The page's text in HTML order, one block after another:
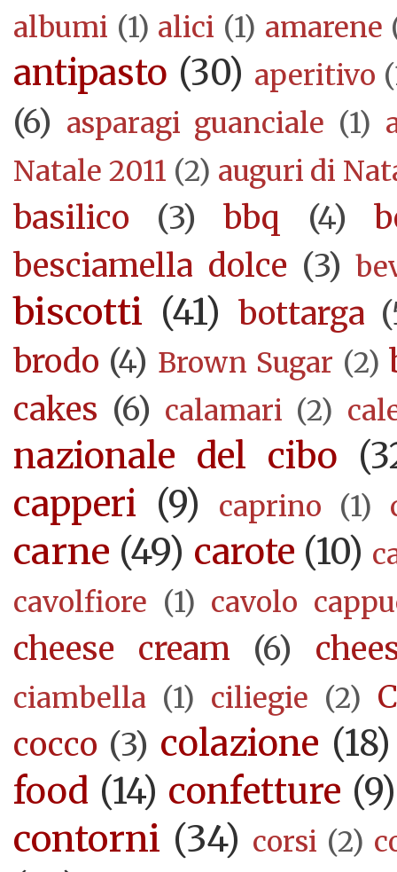
albumi (1) alici (1) amarene
antipasto (30) aperitivo
(6) asparagi guanciale (1)
Natale 2011 (2) auguri di
basilico (3) bbq (4)
besciamella dolce (3)
biscotti (41) bottarga
brodo (4) Brown Sugar (2)
cakes (6) calamari (2)
nazionale del cibo
capperi (9) caprino (1)
carne (49) carote (10)
cavolfiore (1) cavolo
cheese cream (6)
ciambella (1) ciliegie (2)
cocco (3) colazione (18)
food (14) confetture (9)
contorni (34) corsi (2)